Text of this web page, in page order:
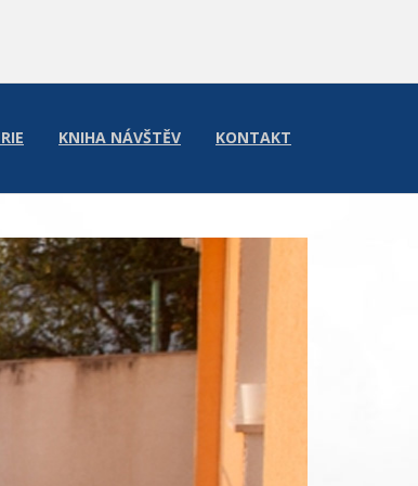
KNIHA NÁVŠTĚV KONTAKT